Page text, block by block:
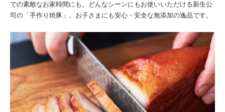
での素敵なお家時間にも。どんなシーンにもお使いいただける新生公
司の「手作り焼豚」。お子さまにも安心・安全な無添加の逸品です。